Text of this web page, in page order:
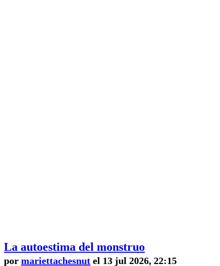
La autoestima del monstruo
por mariettachesnut el 13 jul 2026, 22:15